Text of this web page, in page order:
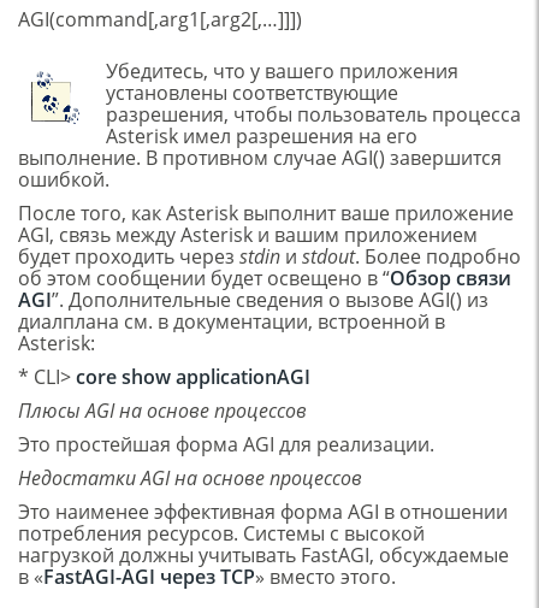
AGI(command[,arg1[,arg2[,…]]])
Убедитесь, что у вашего приложения
установлены соответствующие
разрешения, чтобы пользователь процесса
Asterisk имел разрешения на его
выполнение. В противном случае AGI() завершится
ошибкой.
После того, как Asterisk выполнит ваше приложение
AGI, связь между Asterisk и вашим приложением
будет проходить через stdin и stdout. Более подробно
об этом сообщении будет освещено в “Обзор связи
AGI”. Дополнительные сведения о вызове AGI() из
диалплана см. в документации, встроенной в
Asterisk:
* CLI>core showapplicationAGI
Плюсы AGI на основе процессов
Это простейшая форма AGI для реализации.
Недостатки AGI на основе процессов
Это наименее эффективная форма AGI в отношении
потребления ресурсов. Системы с высокой
нагрузкой должны учитывать FastAGI, обсуждаемые
в «FastAGI-AGI через TCP» вместо этого.